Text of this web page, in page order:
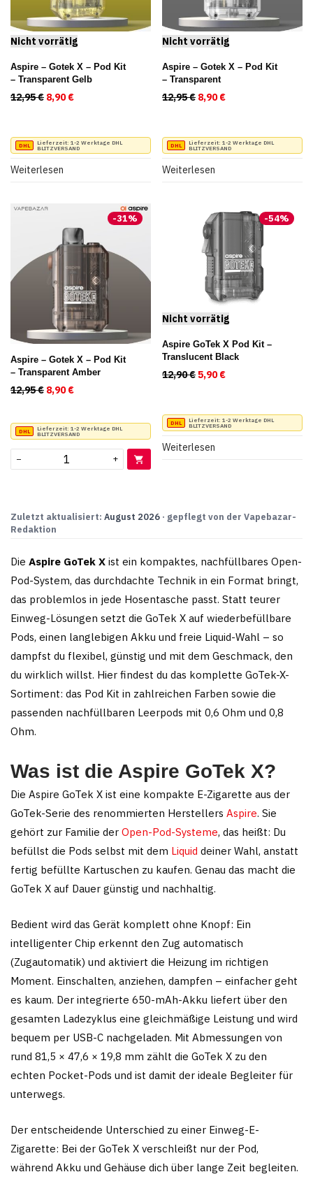
Aspire – Gotek X – Pod Kit
– Transparent Gelb
12,95€ Ursprünglicher Preis war: 12,95 €
8,90€ Aktueller Preis ist: 8,90 €.
Lieferzeit: 1-2 Werktage DHL
BLITZVERSAND
Weiterlesen
Aspire – Gotek X – Pod Kit
– Transparent
12,95€ Ursprünglicher Preis
8,90€
Lieferzeit: 1-2 Werktage DHL
BLITZVERSAND
Weiterlesen
-31%
Aspire – Gotek X – Pod Kit
– Transparent Amber
12,95€ Ursprünglicher Preis war: 12,95 €
8,90€
Lieferzeit: 1-2 Werktage DHL
BLITZVERSAND
− +
-54%
Aspire GoTek X Pod Kit –
Translucent Black
12,90€Ursprünglicher Preis
5,90€
Lieferzeit: 1-2 Werktage DHL
BLITZVERSAND
Weiterlesen
Zuletzt aktualisiert: August 2026 · gepflegt von der Vapebazar-
Redaktion
Die Aspire GoTek X ist ein kompaktes, nachfüllbares Open-
Pod-System, das durchdachte Technik in ein Format bringt,
das problemlos in jede Hosentasche passt. Statt teurer
Einweg-Lösungen setzt die GoTek X auf wiederbefüllbare
Pods, einen langlebigen Akku und freie Liquid-Wahl – so
dampfst du flexibel, günstig und mit dem Geschmack, den
du wirklich willst. Hier findest du das komplette GoTek-X-
Sortiment: das Pod Kit in zahlreichen Farben sowie die
passenden nachfüllbaren Leerpods mit 0,6 Ohm und 0,8
Ohm.
Was ist die Aspire GoTek X?
Die Aspire GoTek X ist eine kompakte E-Zigarette aus der
GoTek-Serie des renommierten Herstellers Aspire. Sie
gehört zur Familie der Open-Pod-Systeme, das heißt: Du
befüllst die Pods selbst mit dem Liquid deiner Wahl, anstatt
fertig befüllte Kartuschen zu kaufen. Genau das macht die
GoTek X auf Dauer günstig und nachhaltig.
Bedient wird das Gerät komplett ohne Knopf: Ein
intelligenter Chip erkennt den Zug automatisch
(Zugautomatik) und aktiviert die Heizung im richtigen
Moment. Einschalten, anziehen, dampfen – einfacher geht
es kaum. Der integrierte 650-mAh-Akku liefert über den
gesamten Ladezyklus eine gleichmäßige Leistung und wird
bequem per USB-C nachgeladen. Mit Abmessungen von
rund 81,5 × 47,6 × 19,8 mm zählt die GoTek X zu den
echten Pocket-Pods und ist damit der ideale Begleiter für
unterwegs.
Der entscheidende Unterschied zu einer Einweg-E-
Zigarette: Bei der GoTek X verschleißt nur der Pod,
während Akku und Gehäuse dich über lange Zeit begleiten.